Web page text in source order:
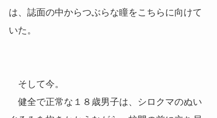
は、誌面の中からつぶらな瞳をこちらに向けて
いた。
そして今。
健全で正常な１８歳男子は、シロクマのぬい